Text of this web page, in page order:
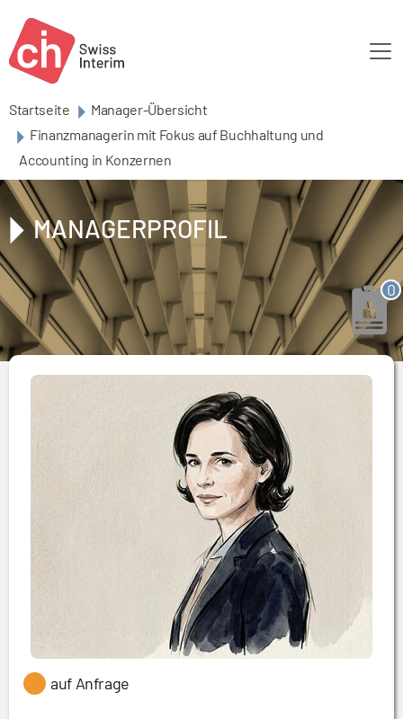
Startseite
Manager-Übersicht
Finanzmanagerin mit Fokus auf Buchhaltung und
Accounting in Konzernen
MANAGERPROFIL
0
auf Anfrage